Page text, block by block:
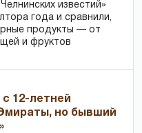
известий»
года и сравнили,
продукты — от
и фруктов
12-летней
но бывший